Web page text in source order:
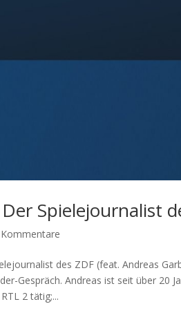
Spielejournalist
des ZDF (feat. Andreas
Gespräch. Andreas ist seit über 20
2 tätig;...